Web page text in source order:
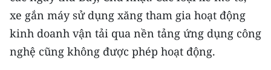
Duyên hải Nam Trung Bộ và Tây
Nguyên
Đông Nam Bộ
xe gắn máy sử dụng xăng tham gia hoạt động
kinh doanh vận tải qua nền tảng ứng dụng công
nghệ cũng không được phép hoạt động.